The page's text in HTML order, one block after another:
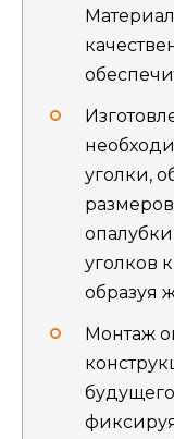
уголки,
уголков
образуя
Монтаж